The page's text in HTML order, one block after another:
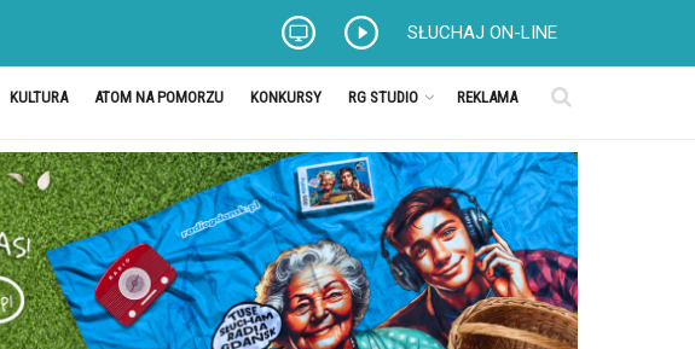
SŁUCHAJ ON-LINE
KULTURA ATOM NA POMORZU KONKURSY RG STUDIO REKLAMA